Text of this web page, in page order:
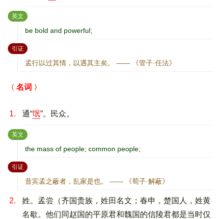
英文 ：
be bold and powerful;
引证：
孟行以过其情，以遇其主矣。 —— 《管子·任法》
名词
1. 通“氓”。民众。
英文 ：
the mass of people; common people;
引证：
昔宾孟之蔽者，乱家是也。 —— 《荀子·解蔽》
2.
姓。孟尝（齐国贵族，姓田名文；春申，楚国人，姓黄
名歇。他们同赵国的平原君和魏国的信陵君都是当时仅